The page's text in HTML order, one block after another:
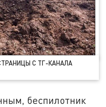
С ТГ-КАНАЛА
беспилотник